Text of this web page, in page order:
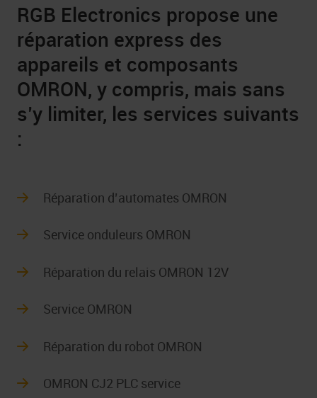
RGB Electronics propose une
réparation express des
appareils et composants
OMRON, y compris, mais sans
s’y limiter, les services suivants
:
Réparation d’automates OMRON
Service onduleurs OMRON
Réparation du relais OMRON 12V
Service OMRON
Réparation du robot OMRON
OMRON CJ2 PLC service